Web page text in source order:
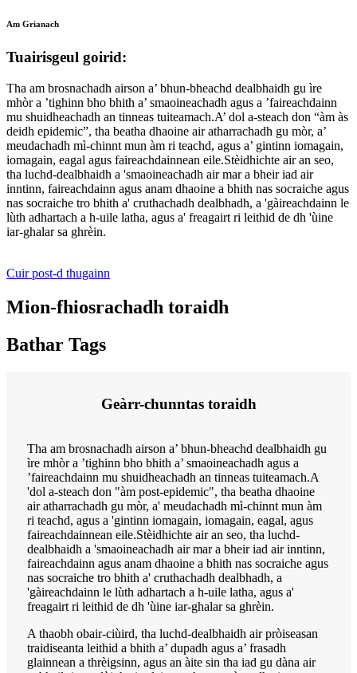
Am Grianach
Tuairisgeul goirid:
Tha am brosnachadh airson a’ bhun-bheachd dealbhaidh gu ìre
mhòr a ’tighinn bho bhith a’ smaoineachadh agus a ’faireachdainn
mu shuidheachadh an tinneas tuiteamach.A’ dol a-steach don “àm às
deidh epidemic”, tha beatha dhaoine air atharrachadh gu mòr, a’
meudachadh mì-chinnt mun àm ri teachd, agus a’ gintinn iomagain,
iomagain, eagal agus faireachdainnean eile.Stèidhichte air an seo,
tha luchd-dealbhaidh a 'smaoineachadh air mar a bheir iad air
inntinn, faireachdainn agus anam dhaoine a bhith nas socraiche agus
nas socraiche tro bhith a' cruthachadh dealbhadh, a 'gàireachdainn le
lùth adhartach a h-uile latha, agus a' freagairt ri leithid de dh 'ùine
iar-ghalar sa ghrèin.
Cuir post-d thugainn
Mion-fhiosrachadh toraidh
Bathar Tags
Geàrr-chunntas toraidh
Tha am brosnachadh airson a’ bhun-bheachd dealbhaidh gu
ìre mhòr a ’tighinn bho bhith a’ smaoineachadh agus a
’faireachdainn mu shuidheachadh an tinneas tuiteamach.A
'dol a-steach don "àm post-epidemic", tha beatha dhaoine
air atharrachadh gu mòr, a' meudachadh mì-chinnt mun àm
ri teachd, agus a 'gintinn iomagain, iomagain, eagal, agus
faireachdainnean eile.Stèidhichte air an seo, tha luchd-
dealbhaidh a 'smaoineachadh air mar a bheir iad air inntinn,
faireachdainn agus anam dhaoine a bhith nas socraiche agus
nas socraiche tro bhith a' cruthachadh dealbhadh, a
'gàireachdainn le lùth adhartach a h-uile latha, agus a'
freagairt ri leithid de dh 'ùine iar-ghalar sa ghrèin.
A thaobh obair-ciùird, tha luchd-dealbhaidh air pròiseasan
traidiseanta leithid a bhith a’ dupadh agus a’ frasadh
glainnean a thrèigsinn, agus an àite sin tha iad gu dàna air